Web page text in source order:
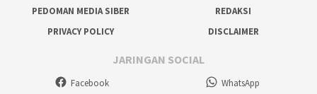
PEDOMAN MEDIA SIBER
REDAKSI
PRIVACY POLICY
DISCLAIMER
JARINGAN SOCIAL
Facebook WhatsApp